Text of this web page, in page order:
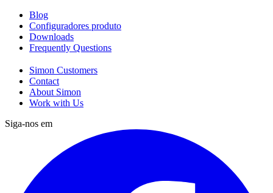
Blog
Configuradores produto
Downloads
Frequently Questions
Simon Customers
Contact
About Simon
Work with Us
Siga-nos em